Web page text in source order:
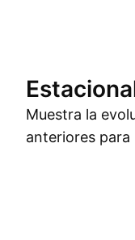
Muestra la
anteriores